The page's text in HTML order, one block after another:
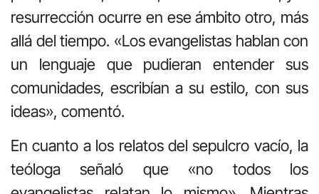
resurrección ocurre en ese ámbito otro, más
allá del tiempo. «Los evangelistas hablan con
un lenguaje que pudieran entender sus
comunidades, escribían a su estilo, con sus
ideas», comentó.
En cuanto a los relatos del sepulcro vacío, la
teóloga señaló que «no todos los